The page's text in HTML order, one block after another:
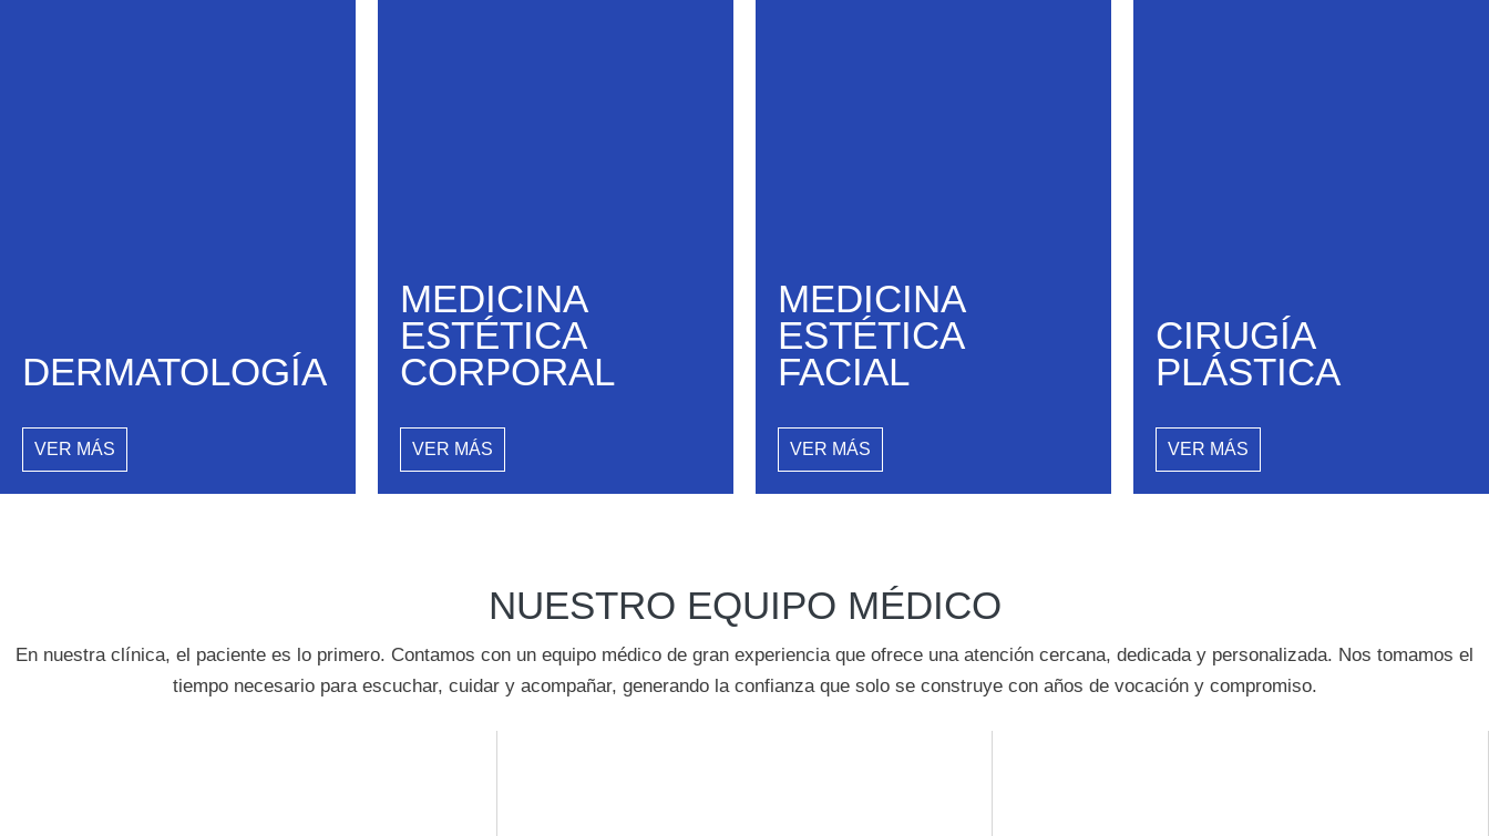
DERMATOLOGÍA
VER MÁS
MEDICINA
ESTÉTICA
CORPORAL
VER MÁS
MEDICINA
ESTÉTICA
FACIAL
VER MÁS
CIRUGÍA
PLÁSTICA
VER MÁS
NUESTRO EQUIPO MÉDICO
En nuestra clínica, el paciente es lo primero. Contamos con un equipo médico de gran experiencia que ofrece una atención cercana, dedicada y personalizada. Nos tomamos el
tiempo necesario para escuchar, cuidar y acompañar, generando la confianza que solo se construye con años de vocación y compromiso.